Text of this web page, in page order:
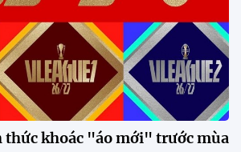
sao nhập tịch tuyển Việt Nam
20:19 29/07/2026
Đội tuyển Việt Nam chạm trán
Thái Lan tại Division 1 FIFA
ASEAN Cup 2026